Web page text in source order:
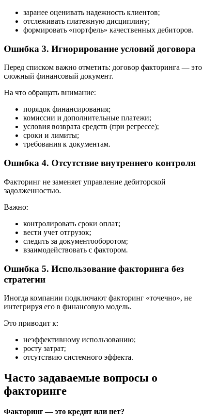
заранее оценивать надежность клиентов;
отслеживать платежную дисциплину;
формировать «портфель» качественных дебиторов.
Ошибка 3. Игнорирование условий договора
Перед списком важно отметить: договор факторинга — это
сложный финансовый документ.
На что обращать внимание:
порядок финансирования;
комиссии и дополнительные платежи;
условия возврата средств (при регрессе);
сроки и лимиты;
требования к документам.
Ошибка 4. Отсутствие внутреннего контроля
Факторинг не заменяет управление дебиторской
задолженностью.
Важно:
контролировать сроки оплат;
вести учет отгрузок;
следить за документооборотом;
взаимодействовать с фактором.
Ошибка 5. Использование факторинга без
стратегии
Иногда компании подключают факторинг «точечно», не
интегрируя его в финансовую модель.
Это приводит к:
неэффективному использованию;
росту затрат;
отсутствию системного эффекта.
Часто задаваемые вопросы о
факторинге
Факторинг — это кредит или нет?